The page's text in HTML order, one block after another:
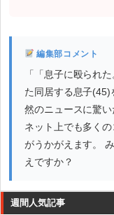
編集部コメント
「「息子に殴られ
た同居する息子
然のニュースに驚い
ネット上でも多く
がうかがえます。
えですか？
週間人気記事